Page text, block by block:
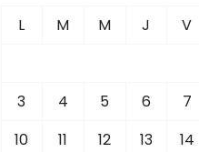
L M M J V
3
4 5 6 7
10
11 12 13 14